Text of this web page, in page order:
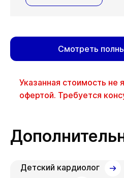
Смотреть
Указанная стоимость не
офертой. Требуется
Детский кардиолог